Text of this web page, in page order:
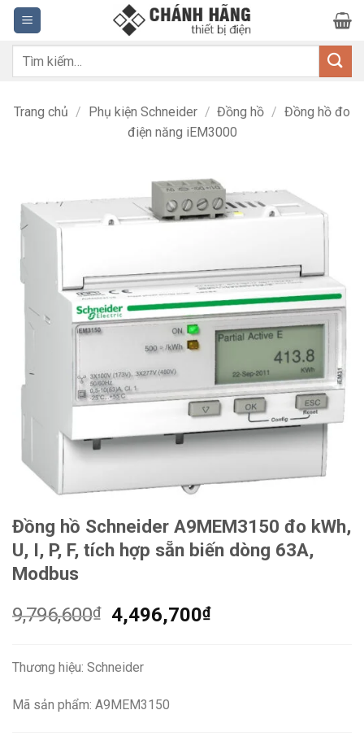
Bỏ
qua
nội
dung
Tìm
Trang chủ / Phụ kiện Schneider / Đồng hồ / Đồng hồ đo
điện năng iEM3000
Đồng hồ Schneider A9MEM3150 đo kWh,
U, I, P, F, tích hợp sẵn biến dòng 63A,
Modbus
9,796,600₫
Giá
9,796,600₫.
4,496,700₫Giá
Thương hiệu: Schneider
Mã sản phẩm: A9MEM3150